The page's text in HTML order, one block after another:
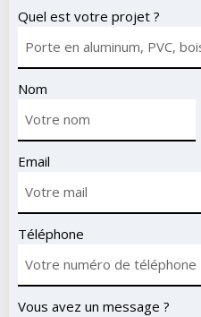
Quel est votre projet ?
Nom
Email
Téléphone
Vous avez un message ?